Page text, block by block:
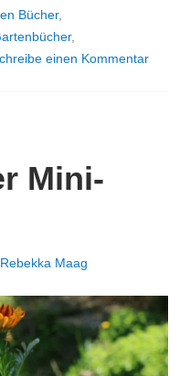
Bücher,
,
einen Kommentar
Mini-
Rebekka Maag